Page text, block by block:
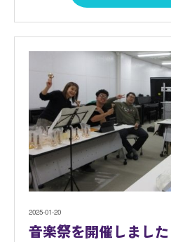
2025-01-20
音楽祭を開催しまし